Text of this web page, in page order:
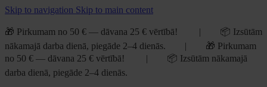
Skip to navigation Skip to main content
🎁 Pirkumam no 50 € — dāvana 25 € vērtībā! | 📦 Izsūtām
nākamajā darba dienā, piegāde 2–4 dienās. | 🎁 Pirkumam
no 50 € — dāvana 25 € vērtībā! | 📦 Izsūtām nākamajā
darba dienā, piegāde 2–4 dienās.